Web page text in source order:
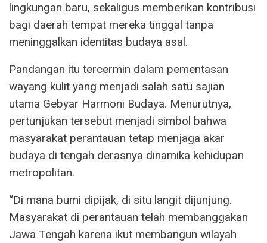
lingkungan baru, sekaligus memberikan kontribusi
bagi daerah tempat mereka tinggal tanpa
meninggalkan identitas budaya asal.
Pandangan itu tercermin dalam pementasan
wayang kulit yang menjadi salah satu sajian
utama Gebyar Harmoni Budaya. Menurutnya,
pertunjukan tersebut menjadi simbol bahwa
masyarakat perantauan tetap menjaga akar
budaya di tengah derasnya dinamika kehidupan
metropolitan.
“Di mana bumi dipijak, di situ langit dijunjung.
Masyarakat di perantauan telah membanggakan
Jawa Tengah karena ikut membangun wilayah